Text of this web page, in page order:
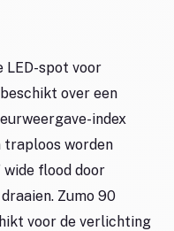
LED-spot voor
over een
index
traploos worden
wide flood door
Zumo 90
voor de verlichting